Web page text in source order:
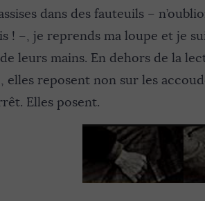
dans des fauteuils –
! –, je reprends ma loupe et je
leurs mains. En dehors de la
elles reposent non sur les
Elles posent.